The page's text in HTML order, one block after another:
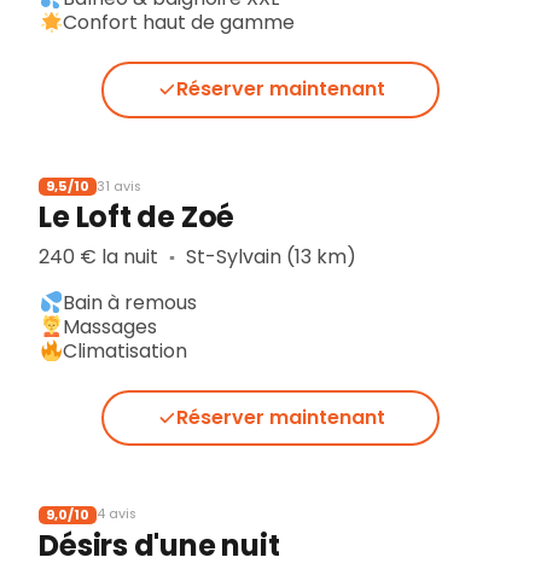
Confort haut de gamme
Réserver maintenant
9,5/10 31 avis
Le Loft de Zoé
240 € la nuit ▪︎ St-Sylvain (13 km)
Bain à remous
Massages
Climatisation
Réserver maintenant
9,0/10 4 avis
Désirs d'une nuit